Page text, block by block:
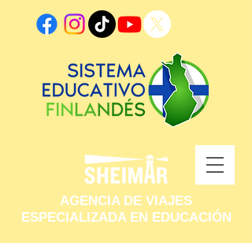
AGENCIA DE VIAJES
ESPECIALIZADA EN EDUCACIÓN